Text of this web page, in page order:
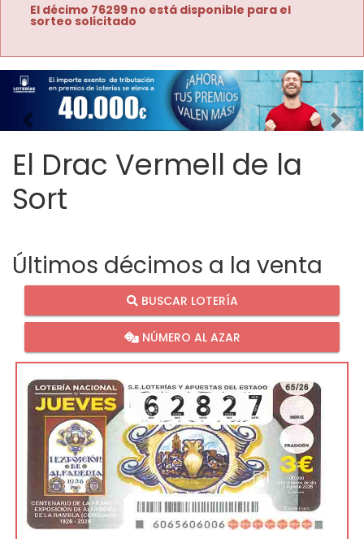
El décimo 76299 no está disponible para el
sorteo solicitado
Imagen anterior
El Drac Vermell de la
Sort
Últimos décimos a la venta
BUSCAR LOTERÍA
NÚMERO AL AZAR